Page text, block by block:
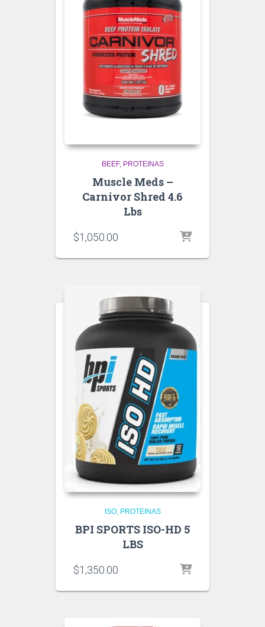
BEEF PROTEINAS
Muscle Meds –
Carnivor Shred 4.6
Lbs
$1,050.00
ISO PROTEINAS
BPI SPORTS ISO-HD 5
LBS
$1,350.00